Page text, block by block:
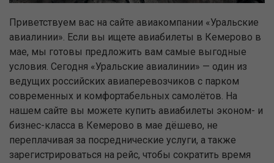
Приветствуем вас на сайте авиакомпании «Уральские
авиалинии». Если вы ищете авиабилеты в Кемерово в
мае, мы готовы предложить вам самые выгодные
условия. Сегодня «Уральские авиалинии» — один из
ведущих российских авиаперевозчиков с парком
современных и комфортабельных самолётов. На
нашем сайте вы можете купить авиабилеты эконом- и
бизнес-класса в Кемерово в мае дёшево, не
переплачивая за посреднические услуги, а также
зарегистрироваться на рейс, чтобы сократить время